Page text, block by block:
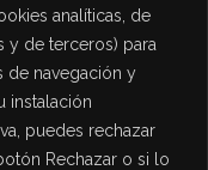
analíticas, de
y de terceros) para
de navegación y
instalación
puedes rechazar
Rechazar o si lo